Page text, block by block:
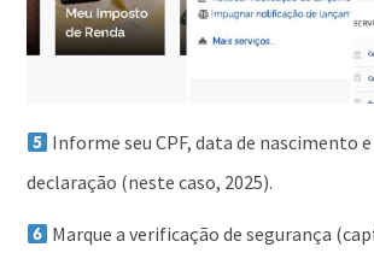
Informe seu CPF, data de nascimento e
declaração (neste caso, 2025).
Marque a verificação de segurança